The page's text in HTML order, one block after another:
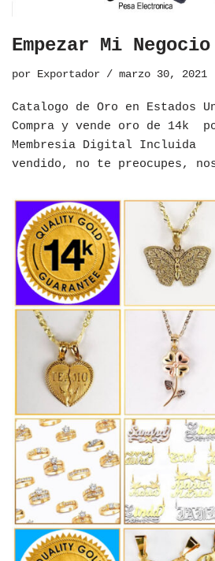
Empezar Mi
por Exportador marzo 30, 2021
Catalogo de Oro en Estados
Compra y vende oro de 14k
Membresia Digital Incluida
vendido, no te preocupes,